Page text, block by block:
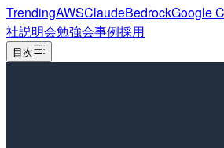
TrendingAWSClaudeBedrockGoogle
社説明会勉強会事例採用
目次